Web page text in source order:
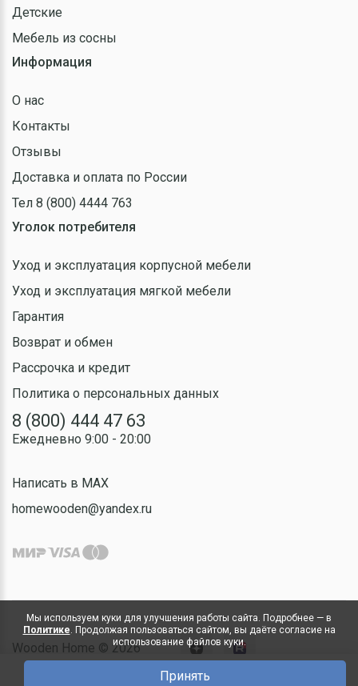
Детские
Мебель из сосны
Информация
О нас
Контакты
Отзывы
Доставка и оплата по России
Тел 8 (800) 4444 763
Уголок потребителя
Уход и эксплуатация корпусной мебели
Уход и эксплуатация мягкой мебели
Гарантия
Возврат и обмен
Рассрочка и кредит
Политика о персональных данных
8 (800) 444 47 63
Ежедневно 9:00 - 20:00
Написать в MAX
homewooden@yandex.ru
Wooden Home © 2026
Мы используем куки для улучшения работы сайта. Подробнее — в
Политике. Продолжая пользоваться сайтом, вы даёте согласие на
использование файлов куки.
Принять